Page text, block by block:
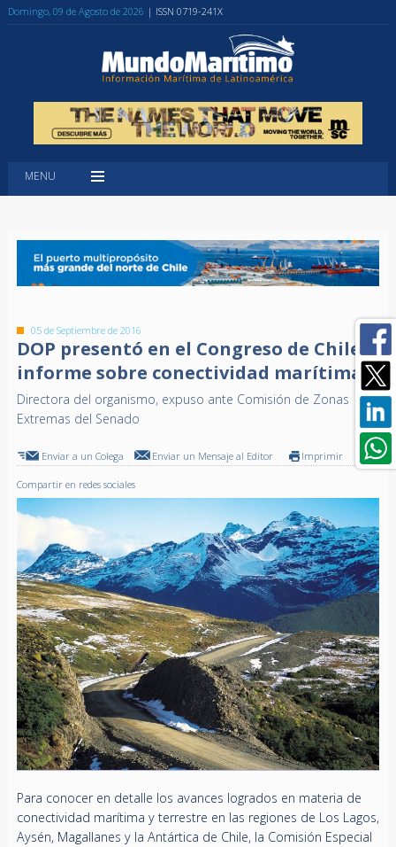
Domingo, 09 de Agosto de 2026 | ISSN 0719-241X
MENU
05 de Septiembre de 2016
DOP presentó en el Congreso de Chile
informe sobre conectividad marítima
Directora del organismo, expuso ante Comisión de Zonas
Extremas del Senado
Enviar a un Colega Enviar un Mensaje al Editor Imprimir
Compartir en redes sociales
Para conocer en detalle los avances logrados en materia de
conectividad marítima y terrestre en las regiones de Los Lagos,
Aysén, Magallanes y la Antártica de Chile, la Comisión Especial